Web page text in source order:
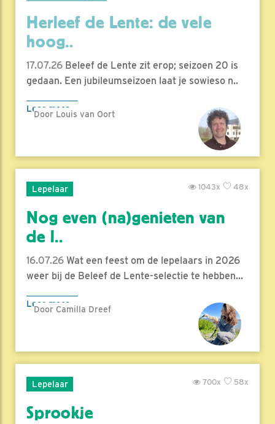
Herleef de Lente: de vele
hoog..
17.07.26 Beleef de Lente zit erop; seizoen 20 is
gedaan. Een jubileumseizoen laat je sowieso n..
Lees meer
Door Louis van Oort
Lepelaar 48x
1043x
Nog even (na)genieten van
de l..
16.07.26 Wat een feest om de lepelaars in 2026
weer bij de Beleef de Lente-selectie te hebben...
Lees meer
Door Camilla Dreef
Lepelaar 58x
700x
Sprookje